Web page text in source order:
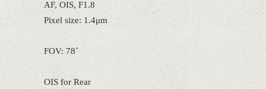
AF, OIS, F1.8
Pixel size: 1.4μm
FOV: 78˚
OIS for Rear